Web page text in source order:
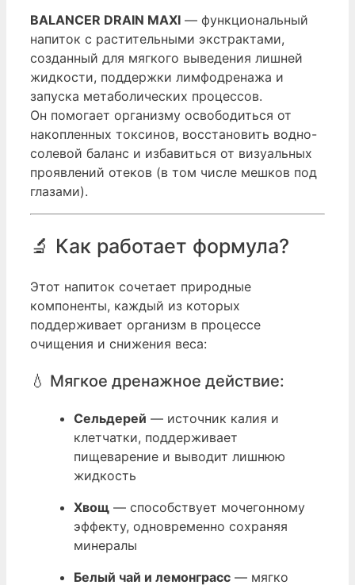
BALANCER DRAIN MAXI — функциональный
напиток с растительными экстрактами,
созданный для мягкого выведения лишней
жидкости, поддержки лимфодренажа и
запуска метаболических процессов.
Он помогает организму освободиться от
накопленных токсинов, восстановить водно-
солевой баланс и избавиться от визуальных
проявлений отеков (в том числе мешков под
глазами).
🔬 Как работает формула?
Этот напиток сочетает природные
компоненты, каждый из которых
поддерживает организм в процессе
очищения и снижения веса:
💧 Мягкое дренажное действие:
Сельдерей — источник калия и
клетчатки, поддерживает
пищеварение и выводит лишнюю
жидкость
Хвощ — способствует мочегонному
эффекту, одновременно сохраняя
минералы
Белый чай и лемонграсс — мягко